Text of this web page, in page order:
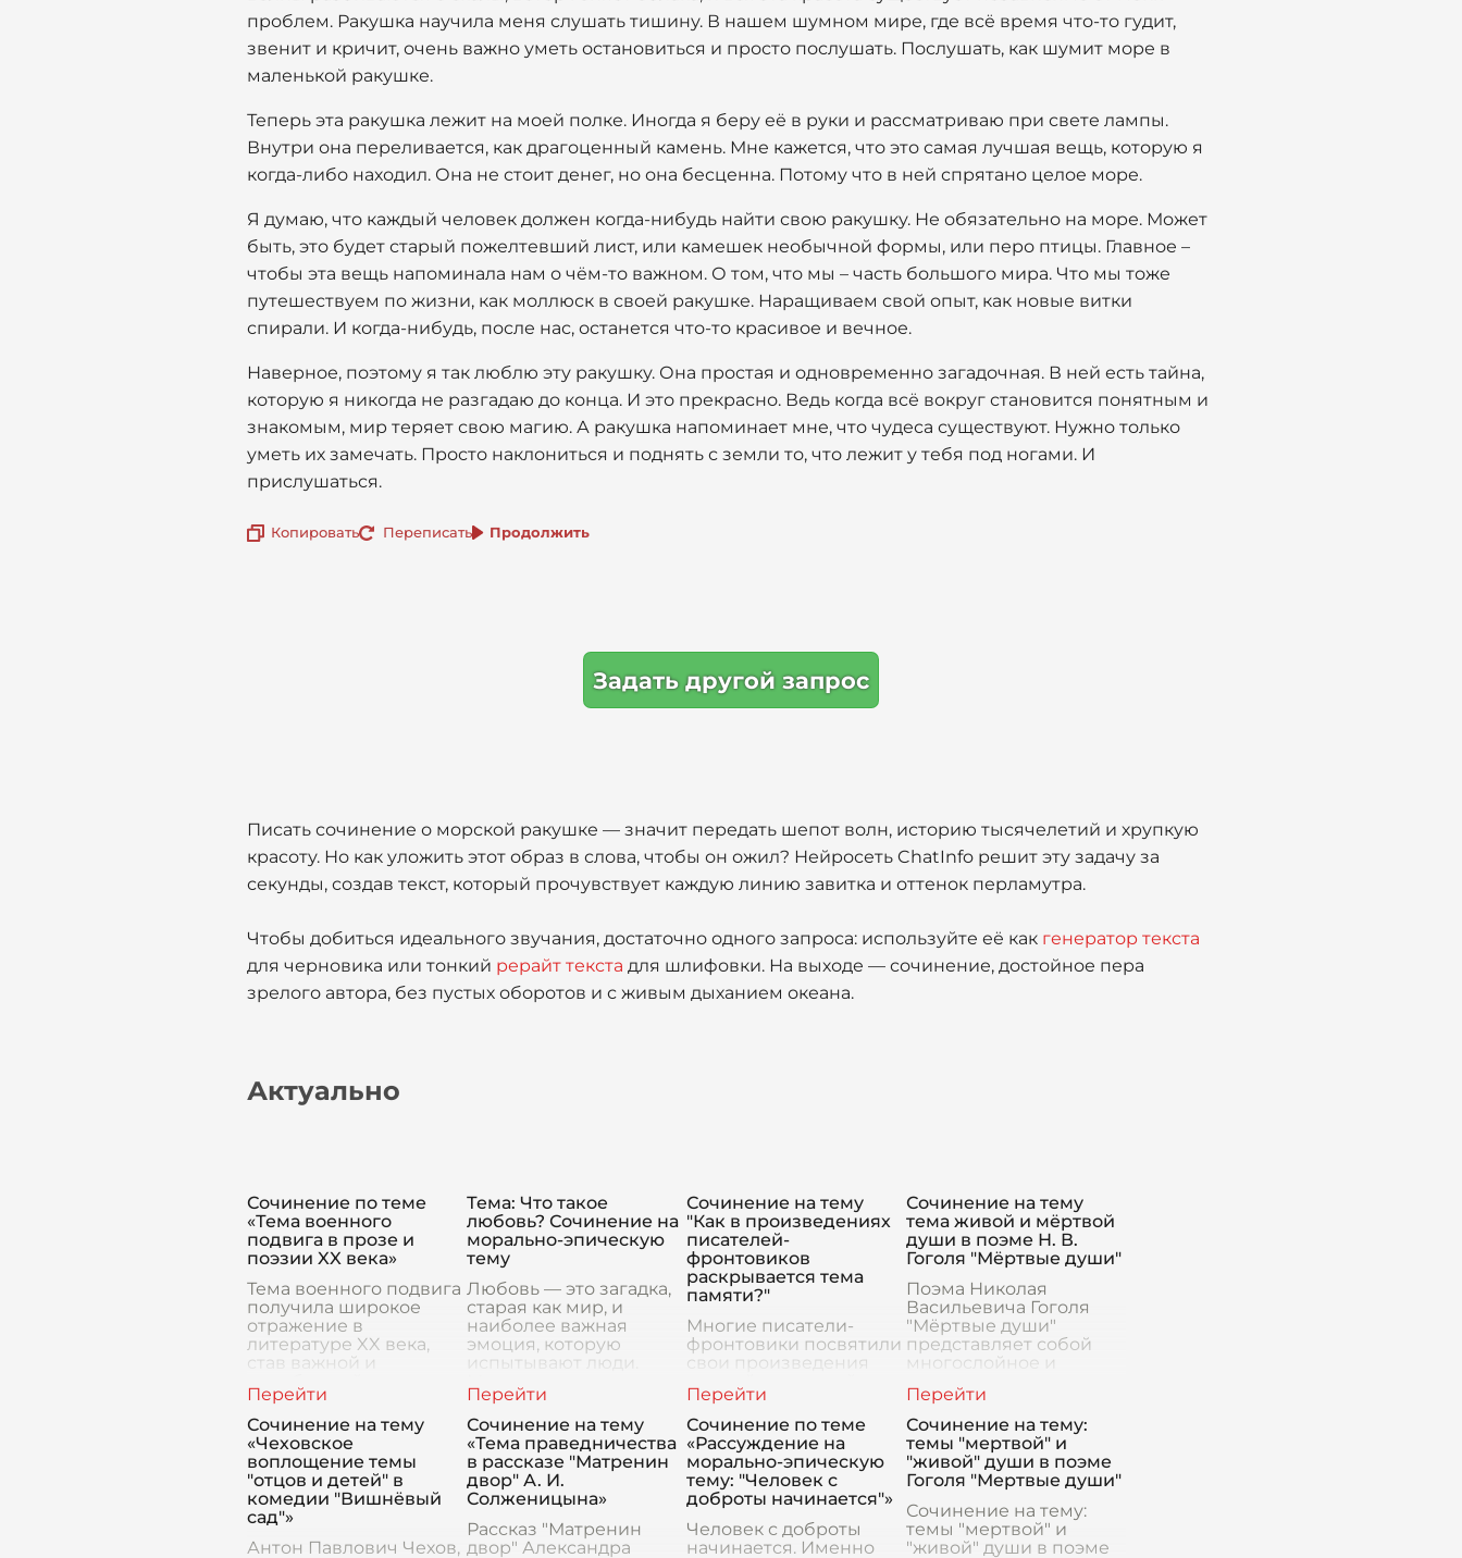
проблем. Ракушка научила меня слушать тишину. В нашем шумном мире, где всё время что-то гудит,
звенит и кричит, очень важно уметь остановиться и просто послушать. Послушать, как шумит море в
маленькой ракушке.
Теперь эта ракушка лежит на моей полке. Иногда я беру её в руки и рассматриваю при свете лампы.
Внутри она переливается, как драгоценный камень. Мне кажется, что это самая лучшая вещь, которую я
когда-либо находил. Она не стоит денег, но она бесценна. Потому что в ней спрятано целое море.
Я думаю, что каждый человек должен когда-нибудь найти свою ракушку. Не обязательно на море. Может
быть, это будет старый пожелтевший лист, или камешек необычной формы, или перо птицы. Главное –
чтобы эта вещь напоминала нам о чём-то важном. О том, что мы – часть большого мира. Что мы тоже
путешествуем по жизни, как моллюск в своей ракушке. Наращиваем свой опыт, как новые витки
спирали. И когда-нибудь, после нас, останется что-то красивое и вечное.
Наверное, поэтому я так люблю эту ракушку. Она простая и одновременно загадочная. В ней есть тайна,
которую я никогда не разгадаю до конца. И это прекрасно. Ведь когда всё вокруг становится понятным и
знакомым, мир теряет свою магию. А ракушка напоминает мне, что чудеса существуют. Нужно только
уметь их замечать. Просто наклониться и поднять с земли то, что лежит у тебя под ногами. И
прислушаться.
Копировать Переписать Продолжить
Задать другой запрос
Писать сочинение о морской ракушке — значит передать шепот волн, историю тысячелетий и хрупкую
красоту. Но как уложить этот образ в слова, чтобы он ожил? Нейросеть ChatInfo решит эту задачу за
секунды, создав текст, который прочувствует каждую линию завитка и оттенок перламутра.
Чтобы добиться идеального звучания, достаточно одного запроса: используйте её как генератор текста
для черновика или тонкий рерайт текста для шлифовки. На выходе — сочинение, достойное пера
зрелого автора, без пустых оборотов и с живым дыханием океана.
Актуально
Сочинение по теме
«Тема военного
подвига в прозе и
поэзии XX века»
Тема военного подвига
получила широкое
отражение в
литературе XX века,
став важной и
художественного
наследия этой эпохи.
Военные конфликты,
потрясающие
катастроф
Тема: Что такое
любовь? Сочинение на
морально-эпическую
тему
Любовь — это загадка,
старая как мир, и
наиболее важная
эмоция, которую
испытывают люди.
тема любви
пронизывает культуры,
цивилизации и эпохи,
обогащая наше пони
Сочинение на тему
"Как в произведениях
писателей-
фронтовиков
раскрывается тема
памяти?"
Многие писатели-
фронтовики посвятили
свои произведения
памяти, обращению к
трагическим событиям
войны и сохранению
воспоминаний о них. В
их произведениях памя
Сочинение на тему
тема живой и мёртвой
души в поэме Н. В.
Гоголя "Мёртвые души"
Поэма Николая
Васильевича Гоголя
"Мёртвые души"
представляет собой
многослойное и
произведение, в
котором автор
исследует сложные
аспекты русской жизни
и человеческой п
Сочинение на тему
«Чеховское
воплощение темы
"отцов и детей" в
комедии "Вишнёвый
сад"»
Антон Павлович Чехов,
Сочинение на тему
«Тема праведничества
в рассказе "Матренин
двор" А. И.
Солженицына»
Рассказ "Матренин
двор" Александра
Сочинение по теме
«Рассуждение на
морально-эпическую
тему: "Человек с
доброты начинается"»
Человек с доброты
начинается. Именно
Сочинение на тему:
темы "мертвой" и
"живой" души в поэме
Гоголя "Мертвые души"
Сочинение на тему:
темы "мертвой" и
"живой" души в поэме